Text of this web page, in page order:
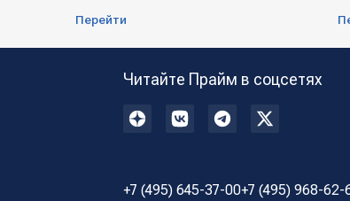
Перейти
Читайте Прайм в соцсетях
+7 (495) 645-37-00+7 (495) 968-62-